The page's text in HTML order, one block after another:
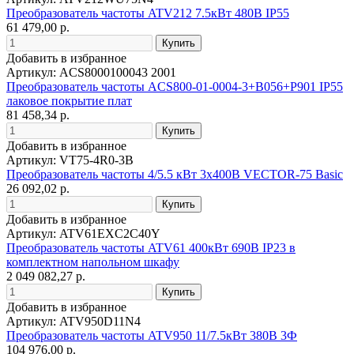
Преобразователь частоты ATV212 7.5кВт 480В IP55
61 479,00 р.
Добавить в избранное
Артикул: ACS8000100043 2001
Преобразователь частоты ACS800-01-0004-3+B056+P901 IP55
лаковое покрытие плат
81 458,34 р.
Добавить в избранное
Артикул: VT75-4R0-3B
Преобразователь частоты 4/5.5 кВт 3х400В VECTOR-75 Basic
26 092,02 р.
Добавить в избранное
Артикул: ATV61EXC2C40Y
Преобразователь частоты ATV61 400кВт 690В IP23 в
комплектном напольном шкафу
2 049 082,27 р.
Добавить в избранное
Артикул: ATV950D11N4
Преобразователь частоты ATV950 11/7.5кВт 380В 3Ф
104 976,00 р.